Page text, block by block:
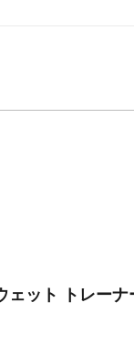
ット トレー